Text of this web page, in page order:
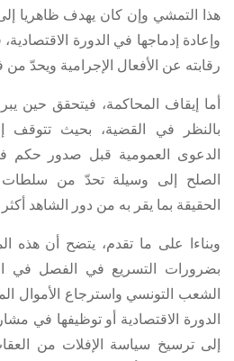
هذا التمشي وإن كان يهدف ظاهريا إلى
وإعادة إدماجها في الدورة
رقابته عن الأفعال الإجرامية ويحدّ من
أما إيقاف المحاكمة، فيتحقق حين
بالنظر في القضية، بحيث تتوقف
الصلح إلى وسيلة تحدّ من
الحقيقة بما يقر به من دور الشاهد أكثر
وبناءا على ما تقدم، يتضح أن هذه
بضرورات التسريع في الفصل في
الشعب التونسي واسترجاع الأموال
الدورة الاقتصادية أو توظيفها في
إلى ترسيخ سياسة الإفلات من